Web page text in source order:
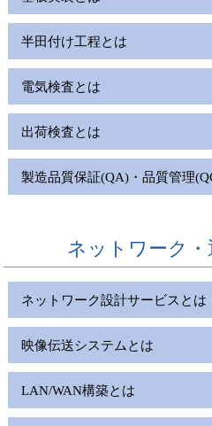
半田付け工程とは
電気検査とは
出荷検査とは
製造品質保証(QA)・品質管理
ネットワーク
ネットワーク設計サービスとは
映像伝送システムとは
LAN/WAN構築とは